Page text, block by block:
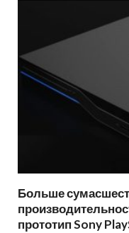
Больше
прототип Sony